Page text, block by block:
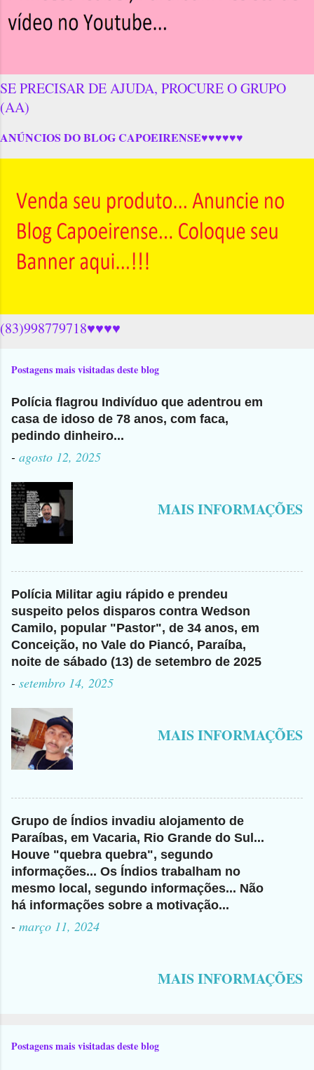
SE PRECISAR DE AJUDA, PROCURE O GRUPO
(AA)
ANÚNCIOS DO BLOG CAPOEIRENSE♥♥♥♥♥♥
(83)998779718♥♥♥♥
Postagens mais visitadas deste blog
Polícia flagrou Indivíduo que adentrou em
casa de idoso de 78 anos, com faca,
pedindo dinheiro...
- agosto 12, 2025
MAIS INFORMAÇÕES
Polícia Militar agiu rápido e prendeu
suspeito pelos disparos contra Wedson
Camilo, popular "Pastor", de 34 anos, em
Conceição, no Vale do Piancó, Paraíba,
noite de sábado (13) de setembro de 2025
- setembro 14, 2025
MAIS INFORMAÇÕES
Grupo de Índios invadiu alojamento de
Paraíbas, em Vacaria, Rio Grande do Sul...
Houve "quebra quebra", segundo
informações... Os Índios trabalham no
mesmo local, segundo informações... Não
há informações sobre a motivação...
- março 11, 2024
MAIS INFORMAÇÕES
Postagens mais visitadas deste blog